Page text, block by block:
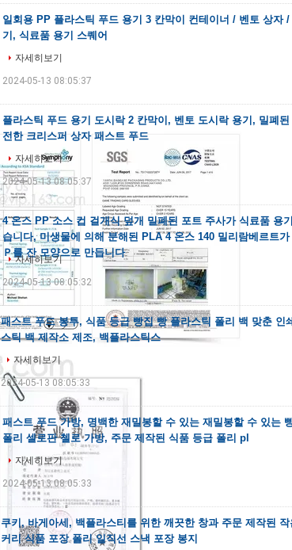
일회용 PP 플라스틱 푸드 용기 3 칸막이 컨테이너 / 벤토 상자
기, 식료품 용기 스퀘어
자세히보기
2024-05-13 08:05:37
플라스틱 푸드 용기 도시락 2 칸막이, 벤토 도시락 용기, 밀폐
전한 크리스퍼 상자 패스트 푸드
자세히보기
2024-05-13 08:05:37
4 온스 PP 소스 컵 걸개식 덮개 밀폐된 포트 주사가 식료품 용
습니다, 미생물에 의해 분해된 PLA 4 온스 140 밀리람베르트
Ｐ를 잔 모양으로 만듭니다
자세히보기
2024-05-13 08:05:32
패스트 푸드 봉투, 식품 등급 빵집 빵 플라스틱 폴리 백 맞춘 인
스틱 백 제작소 제조, 백플라스틱스
자세히보기
2024-05-13 08:05:33
패스트 푸드 가방, 명백한 재밀봉할 수 있는 재밀봉할 수 있는
폴리 셀로판 첼로 가방, 주문 제작된 식품 등급 폴리 pl
자세히보기
2024-05-13 08:05:33
쿠키, 바게아세, 백플라스티를 위한 깨끗한 창과 주문 제작된 작
커리 식품 포장 폴리 일직선 스낵 포장 봉지